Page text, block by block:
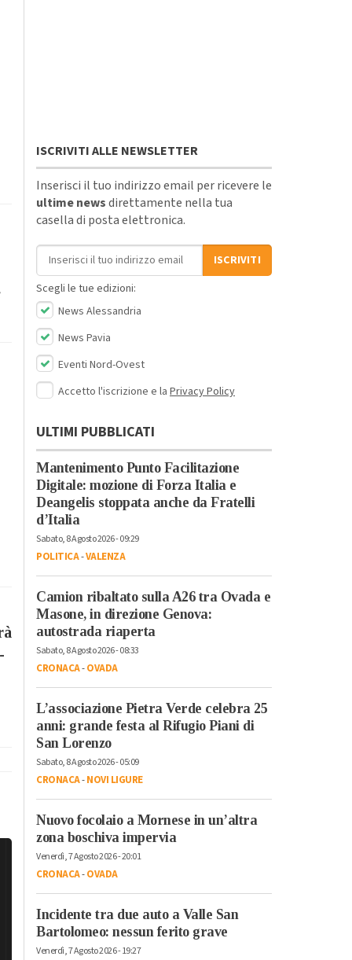
ISCRIVITI ALLE NEWSLETTER
Inserisci il tuo indirizzo email per ricevere le
ultime newsdirettamente nella tua
casella di posta elettronica.
Indirizzo email
ISCRIVITI
Scegli le tue edizioni:
News Alessandria
News Pavia
Eventi Nord-Ovest
Accetto l'iscrizione e la Privacy Policy
ULTIMI PUBBLICATI
Mantenimento Punto Facilitazione
Digitale: mozione di Forza Italia e
Deangelis stoppata anche da Fratelli
d’Italia
Sabato, 8 Agosto 2026 - 09:29
POLITICA-VALENZA
Camion ribaltato sulla A26 tra Ovada e
Masone, in direzione Genova:
autostrada riaperta
Sabato, 8 Agosto 2026 - 08:33
CRONACA-OVADA
L’associazione Pietra Verde celebra 25
anni: grande festa al Rifugio Piani di
San Lorenzo
Sabato, 8 Agosto 2026 - 05:09
CRONACA-NOVI LIGURE
Nuovo focolaio a Mornese in un’altra
zona boschiva impervia
Venerdì, 7 Agosto 2026 - 20:01
CRONACA-OVADA
Incidente tra due auto a Valle San
Bartolomeo: nessun ferito grave
Venerdì, 7 Agosto 2026 - 19:27